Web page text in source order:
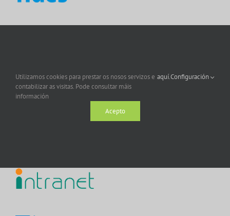
Utilizamos cookies para prestar os nosos servizos e
contabilizar as visitas. Pode consultar máis
información
aquí.Configuración
Acepto